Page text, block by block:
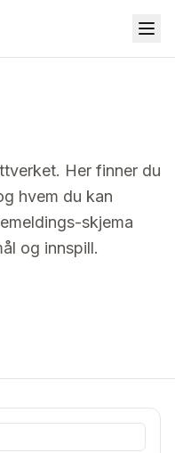
Her finner du
hvem du kan
skjema
og innspill.